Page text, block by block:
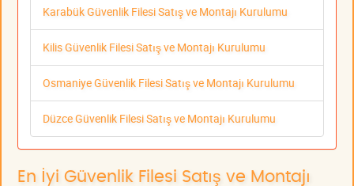
Karabük Güvenlik Filesi Satış ve Montajı Kurulumu
Kilis Güvenlik Filesi Satış ve Montajı Kurulumu
Osmaniye Güvenlik Filesi Satış ve Montajı Kurulumu
Düzce Güvenlik Filesi Satış ve Montajı Kurulumu
En İyi Güvenlik Filesi Satış ve Montajı